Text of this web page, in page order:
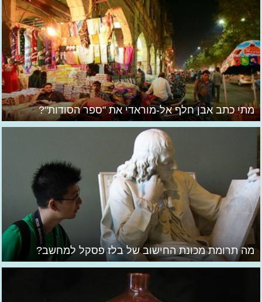
מתי כתב אבן חלף אל-מוראדי את "ספר הסודות"?
מה תרומת מכונת החישוב של בלז פסקל למחשב?